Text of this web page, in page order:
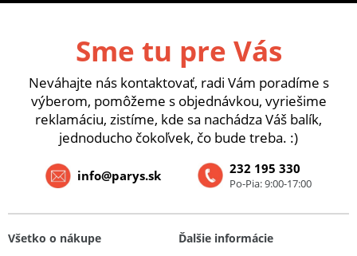
Sme tu pre Vás
Neváhajte nás kontaktovať, radi Vám poradíme s
výberom, pomôžeme s objednávkou, vyriešime
reklamáciu, zistíme, kde sa nachádza Váš balík,
jednoducho čokoľvek, čo bude treba. :)
232 195 330
Po-Pia: 9:00-17:00
info@parys.sk
Všetko o nákupe
Ďalšie informácie